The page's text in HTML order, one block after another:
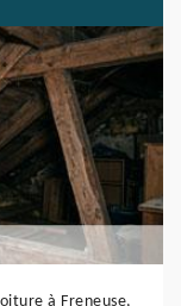
à Freneuse,